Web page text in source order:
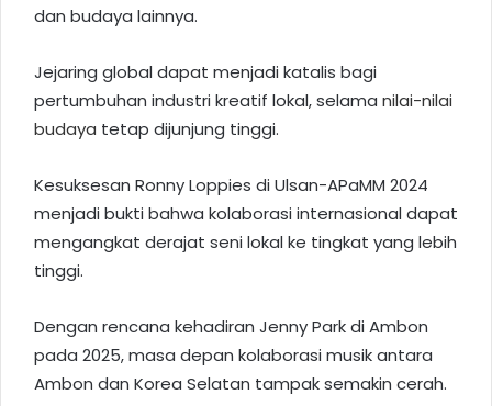
dan budaya lainnya.
Jejaring global dapat menjadi katalis bagi
pertumbuhan industri kreatif lokal, selama nilai-nilai
budaya tetap dijunjung tinggi.
Kesuksesan Ronny Loppies di Ulsan-APaMM 2024
menjadi bukti bahwa kolaborasi internasional dapat
mengangkat derajat seni lokal ke tingkat yang lebih
tinggi.
Dengan rencana kehadiran Jenny Park di Ambon
pada 2025, masa depan kolaborasi musik antara
Ambon dan Korea Selatan tampak semakin cerah.